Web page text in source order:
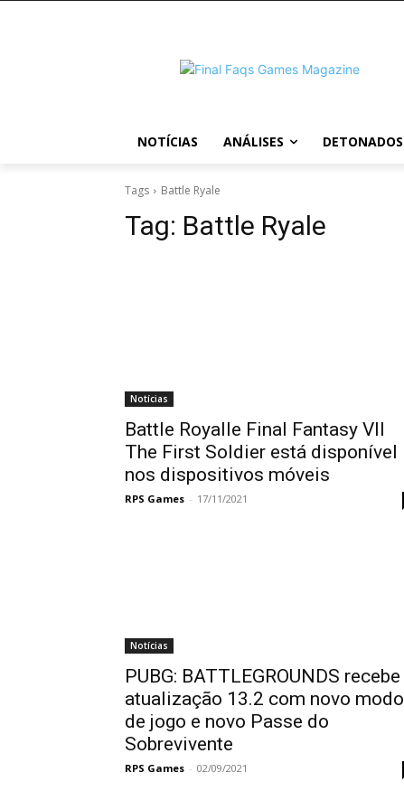
NOTÍCIAS ANÁLISES DETONADOS
Tags Battle Ryale
Tag: Battle Ryale
Notícias
Battle Royalle Final Fantasy VII
The First Soldier está disponível
nos dispositivos móveis
RPS Games - 17/11/2021
Notícias
PUBG: BATTLEGROUNDS recebe
atualização 13.2 com novo modo
de jogo e novo Passe do
Sobrevivente
RPS Games - 02/09/2021